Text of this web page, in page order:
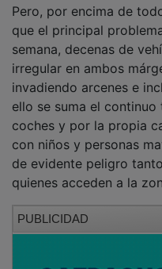
que el principal
semana, decenas de
irregular en ambos
invadiendo arcenes e
ello se suma el continuo
coches y por la propia
con niños y personas
de evidente peligro
quienes acceden a la